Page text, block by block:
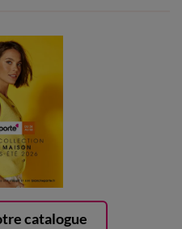
catalogue